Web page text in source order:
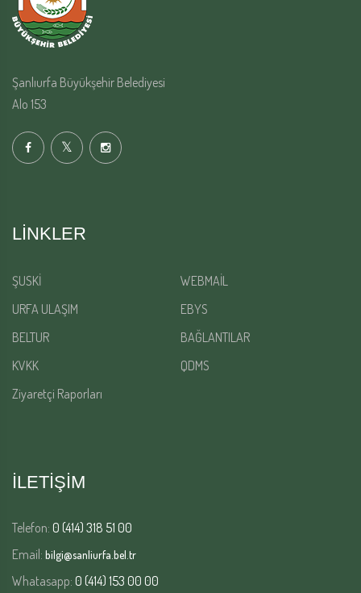
Şanlıurfa Büyükşehir Belediyesi
Alo 153
LINKLER
ŞUSKİ
WEBMAİL
URFA ULAŞIM
EBYS
BELTUR
BAĞLANTILAR
KVKK
QDMS
Ziyaretçi Raporları
İLETİŞİM
Telefon: 0 (414) 318 51 00
Email: bilgi@sanliurfa.bel.tr
Whatasapp: 0 (414) 153 00 00